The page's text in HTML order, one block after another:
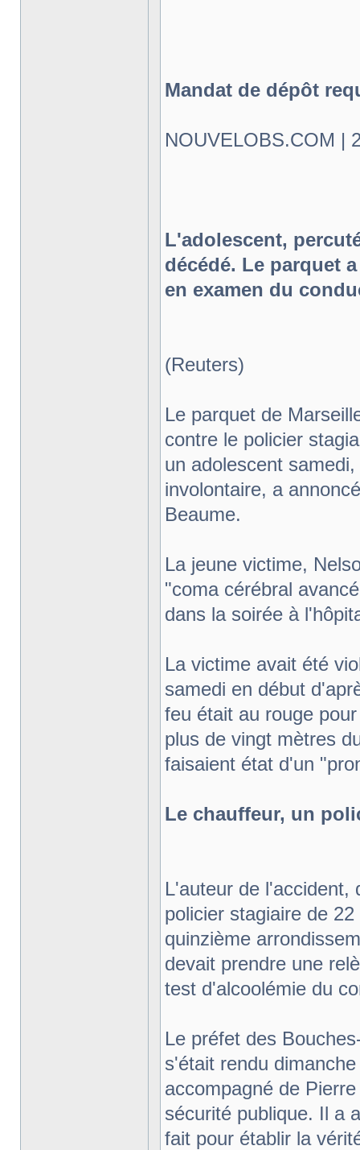
Mandat de dépôt
NOUVELOBS.COM |
L'adolescent,
décédé. Le parquet
en examen du
(Reuters)
Le parquet de
contre le policier
un adolescent
involontaire, a
Beaume.
La jeune victime,
"coma cérébral
dans la soirée à
La victime avait été
samedi en début
feu était au rouge
plus de vingt mètres
faisaient état d'un
Le chauffeur, un
L'auteur de l'accident,
policier stagiaire de
quinzième
devait prendre une
test d'alcoolémie du
Le préfet des
s'était rendu
accompagné de
sécurité publique. Il a
fait pour établir la